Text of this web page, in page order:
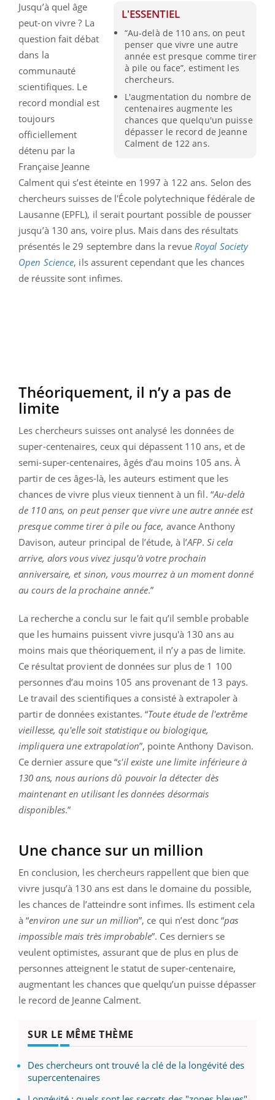
L'ESSENTIEL
“Au-delà de 110 ans, on peut
penser que vivre une autre
année est presque comme tirer
à pile ou face”, estiment les
chercheurs.
L'augmentation du nombre de
centenaires augmente les
chances que quelqu'un puisse
dépasser le record de Jeanne
Calment de 122 ans.
Jusqu’à quel âge
peut-on vivre ? La
question fait débat
dans la
communauté
scientifiques. Le
record mondial est
toujours
officiellement
détenu par la
Française Jeanne
Calment qui s’est éteinte en 1997 à 122 ans. Selon des
chercheurs suisses de l'École polytechnique fédérale de
Lausanne (EPFL), il serait pourtant possible de pousser
jusqu’à 130 ans, voire plus. Mais dans des résultats
présentés le 29 septembre dans la revueRoyal Society
Open Science, ils assurent cependant que les chances
de réussite sont infimes.
Théoriquement, il n’y a pas de
limite
Les chercheurs suisses ont analysé les données de
super-centenaires, ceux qui dépassent 110 ans, et de
semi-super-centenaires, âgés d’au moins 105 ans. À
partir de ces âges-là, les auteurs estiment que les
chances de vivre plus vieux tiennent à un fil. “Au-delà
de 110 ans, on peut penser que vivre une autre année est
presque comme tirer à pile ou face, avance Anthony
Davison, auteur principal de l’étude, à l’AFP. Si cela
arrive, alors vous vivez jusqu'à votre prochain
anniversaire, et sinon, vous mourrez à un moment donné
au cours de la prochaine année.”
La recherche a conclu sur le fait qu’il semble probable
que les humains puissent vivre jusqu'à 130 ans au
moins mais que théoriquement, il n’y a pas de limite.
Ce résultat provient de données sur plus de 1 100
personnes d’au moins 105 ans provenant de 13 pays.
Le travail des scientifiques a consisté à extrapoler à
partir de données existantes. “Toute étude de l'extrême
vieillesse, qu'elle soit statistique ou biologique,
impliquera une extrapolation”, pointe Anthony Davison.
Ce dernier assure que “s'il existe une limite inférieure à
130 ans, nous aurions dû pouvoir la détecter dès
maintenant en utilisant les données désormais
disponibles.”
Une chance sur un million
En conclusion, les chercheurs rappellent que bien que
vivre jusqu’à 130 ans est dans le domaine du possible,
les chances de l’atteindre sont infimes. Ils estiment cela
à “environ une sur un million”, ce qui n’est donc “pas
impossible mais très improbable”. Ces derniers se
veulent optimistes, assurant que de plus en plus de
personnes atteignent le statut de super-centenaire,
augmentant les chances que quelqu’un puisse dépasser
le record de Jeanne Calment.
SUR LE MÊME THÈME
Des chercheurs ont trouvé la clé de la longévité des
supercentenaires